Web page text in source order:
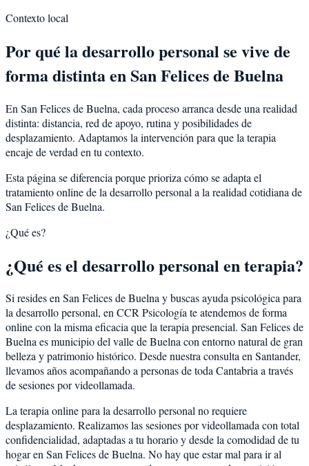
Contexto local
Por qué la desarrollo personal se vive de
forma distinta en San Felices de Buelna
En San Felices de Buelna, cada proceso arranca desde una realidad
distinta: distancia, red de apoyo, rutina y posibilidades de
desplazamiento. Adaptamos la intervención para que la terapia
encaje de verdad en tu contexto.
Esta página se diferencia porque prioriza cómo se adapta el
tratamiento online de la desarrollo personal a la realidad cotidiana de
San Felices de Buelna.
¿Qué es?
¿Qué es el desarrollo personal en terapia?
Si resides en San Felices de Buelna y buscas ayuda psicológica para
la desarrollo personal, en CCR Psicología te atendemos de forma
online con la misma eficacia que la terapia presencial. San Felices de
Buelna es municipio del valle de Buelna con entorno natural de gran
belleza y patrimonio histórico. Desde nuestra consulta en Santander,
llevamos años acompañando a personas de toda Cantabria a través
de sesiones por videollamada.
La terapia online para la desarrollo personal no requiere
desplazamiento. Realizamos las sesiones por videollamada con total
confidencialidad, adaptadas a tu horario y desde la comodidad de tu
hogar en San Felices de Buelna. No hay que estar mal para ir al